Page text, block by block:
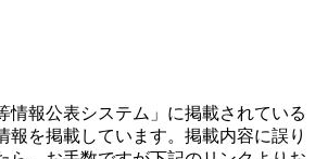
情報公表システム」に掲載されている
報を掲載しています。掲載内容に誤り